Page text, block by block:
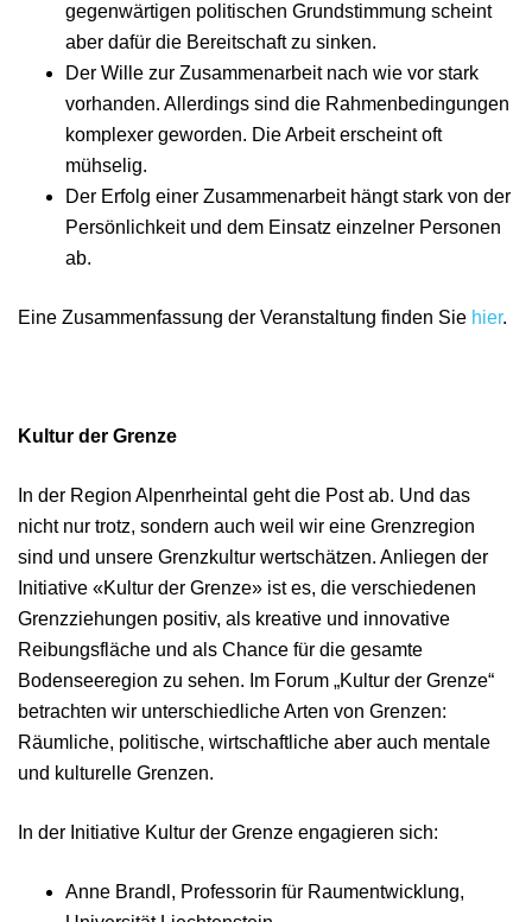
gegenwärtigen politischen Grundstimmung scheint
aber dafür die Bereitschaft zu sinken.
Der Wille zur Zusammenarbeit nach wie vor stark
vorhanden. Allerdings sind die Rahmenbedingungen
komplexer geworden. Die Arbeit erscheint oft
mühselig.
Der Erfolg einer Zusammenarbeit hängt stark von der
Persönlichkeit und dem Einsatz einzelner Personen
ab.
Eine Zusammenfassung der Veranstaltung finden Sie hier.
Kultur der Grenze
In der Region Alpenrheintal geht die Post ab. Und das
nicht nur trotz, sondern auch weil wir eine Grenzregion
sind und unsere Grenzkultur wertschätzen. Anliegen der
Initiative «Kultur der Grenze» ist es, die verschiedenen
Grenzziehungen positiv, als kreative und innovative
Reibungsfläche und als Chance für die gesamte
Bodenseeregion zu sehen. Im Forum „Kultur der Grenze“
betrachten wir unterschiedliche Arten von Grenzen:
Räumliche, politische, wirtschaftliche aber auch mentale
und kulturelle Grenzen.
In der Initiative Kultur der Grenze engagieren sich:
Anne Brandl, Professorin für Raumentwicklung,